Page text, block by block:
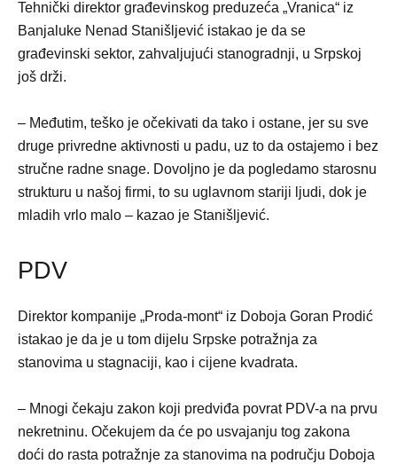
Tehnički direktor građevinskog preduzeća „Vranica“ iz
Banjaluke Nenad Stanišljević istakao je da se
građevinski sektor, zahvaljujući stanogradnji, u Srpskoj
još drži.
– Međutim, teško je očekivati da tako i ostane, jer su sve
druge privredne aktivnosti u padu, uz to da ostajemo i bez
stručne radne snage. Dovoljno je da pogledamo starosnu
strukturu u našoj firmi, to su uglavnom stariji ljudi, dok je
mladih vrlo malo – kazao je Stanišljević.
PDV
Direktor kompanije „Proda-mont“ iz Doboja Goran Prodić
istakao je da je u tom dijelu Srpske potražnja za
stanovima u stagnaciji, kao i cijene kvadrata.
– Mnogi čekaju zakon koji predviđa povrat PDV-a na prvu
nekretninu. Očekujem da će po usvajanju tog zakona
doći do rasta potražnje za stanovima na području Doboja